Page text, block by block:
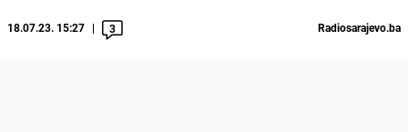
18.07.23. 15:27 3 Radiosarajevo.ba